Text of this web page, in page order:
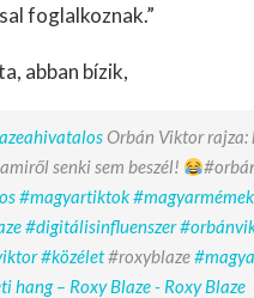
foglalkoznak.”
abban bízik,
Orbán Viktor
senki sem beszél!
#magyartiktok#magyarmémek
#digitálisinfluenszer
#közélet#roxyblaze
hang – Roxy Blaze - Roxy Blaze